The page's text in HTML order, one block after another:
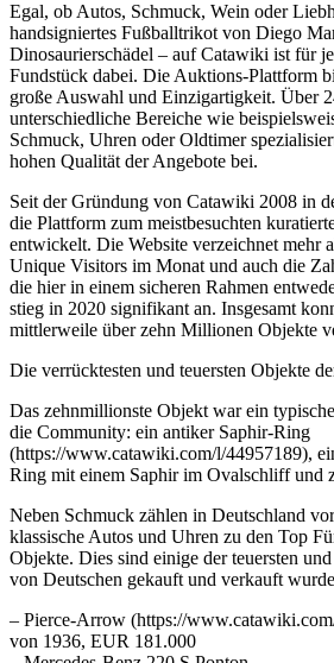
Egal, ob Autos, Schmuck, Wein oder
handsigniertes Fußballtrikot von Diego
Dinosaurierschädel – auf Catawiki ist für
Fundstück dabei. Die Auktions-Plattform
große Auswahl und Einzigartigkeit. Über
unterschiedliche Bereiche wie
Schmuck, Uhren oder Oldtimer
hohen Qualität der Angebote bei.
Seit der Gründung von Catawiki 2008 in
die Plattform zum meistbesuchten
entwickelt. Die Website verzeichnet mehr
Unique Visitors im Monat und auch die
die hier in einem sicheren Rahmen
stieg in 2020 signifikant an. Insgesamt
mittlerweile über zehn Millionen Objekte
Die verrücktesten und teuersten Objekte
Das zehnmillionste Objekt war ein
die Community: ein antiker Saphir-Ring
(https://www.catawiki.com/l/44957189),
Ring mit einem Saphir im Ovalschliff und
Neben Schmuck zählen in Deutschland
klassische Autos und Uhren zu den Top
Objekte. Dies sind einige der teuersten
von Deutschen gekauft und verkauft
– Pierce-Arrow (https://
von 1936, EUR 181.000